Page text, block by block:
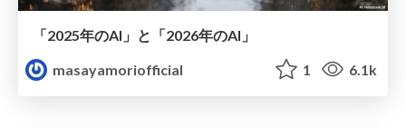
「2025年のAI」と「2026年のAI」
masayamoriofficial
1 6.1k